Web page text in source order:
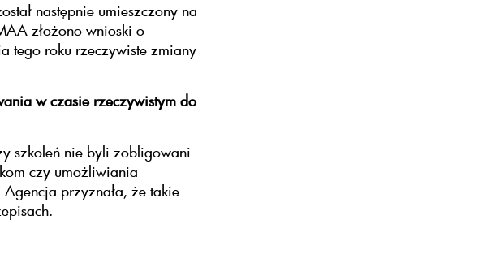
następnie umieszczony na
złożono wnioski o
tego roku rzeczywiste zmiany
w czasie rzeczywistym do
szkoleń nie byli zobligowani
czy umożliwiania
przyznała, że takie